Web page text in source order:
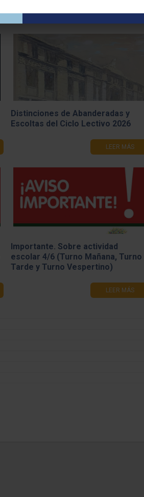
Distinciones de Abanderadas y
Escoltas del Ciclo Lectivo 2026
LEER MÁS
Importante. Sobre actividad
escolar 4/6 (Turno Mañana, Turno
Tarde y Turno Vespertino)
LEER MÁS